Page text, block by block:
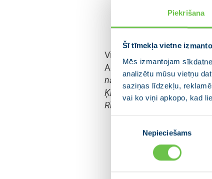
Piekrišana
Šī tīmekļa vietne
Mēs izmantojam
analizētu mūsu vietņu
saziņas līdzekļu,
vai ko viņi apkopo, kad
Nepieciešams
izkustēšanos no vietas un
Viņš vērtē, ka Rīgas
A. Ašeradens kongresa
naratīvu: mēs vēlamies
Ķirsim un domāju, ka
Rīgā dinamisku koalīciju
Vērtējot partijas
uzlabojusies un tā
palielinās partijas